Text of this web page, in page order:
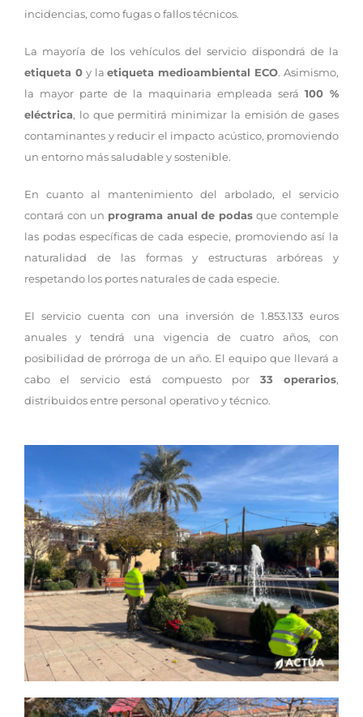
incidencias, como fugas o fallos técnicos.
La mayoría de los vehículos del servicio dispondrá de la
etiqueta 0y laetiqueta medioambiental ECO. Asimismo,
la mayor parte de la maquinaria empleada será 100 %
eléctrica, lo que permitirá minimizar la emisión de gases
contaminantes y reducir el impacto acústico, promoviendo
un entorno más saludable y sostenible.
En cuanto al mantenimiento del arbolado, el servicio
contará con un programa anual de podas que contemple
las podas específicas de cada especie, promoviendo así la
naturalidad de las formas y estructuras arbóreas y
respetando los portes naturales de cada especie.
El servicio cuenta con una inversión de 1.853.133 euros
anuales y tendrá una vigencia de cuatro años, con
posibilidad de prórroga de un año. El equipo que llevará a
cabo el servicio está compuesto por 33 operarios,
distribuidos entre personal operativo y técnico.